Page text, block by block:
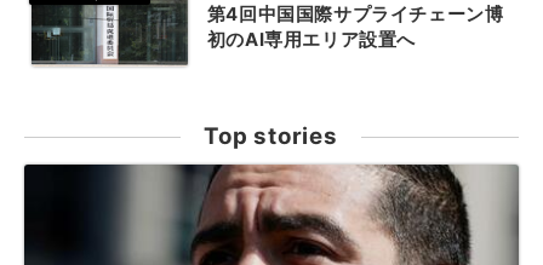
第4回中国国際サプライチェーン博
初のAI専用エリア設置へ
Top stories